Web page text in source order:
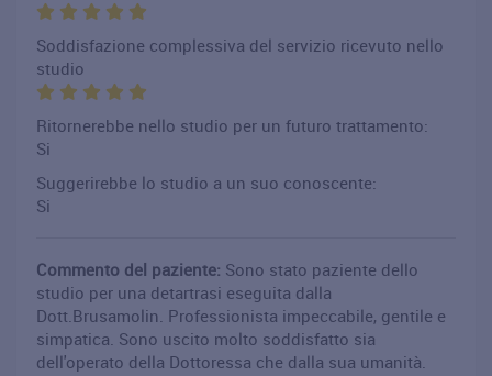
Soddisfazione complessiva del servizio ricevuto nello
studio
Ritornerebbe nello studio per un futuro trattamento:
Si
Suggerirebbe lo studio a un suo conoscente:
Si
Commento del paziente: Sono stato paziente dello
studio per una detartrasi eseguita dalla
Dott.Brusamolin. Professionista impeccabile, gentile e
simpatica. Sono uscito molto soddisfatto sia
dell'operato della Dottoressa che dalla sua umanità.